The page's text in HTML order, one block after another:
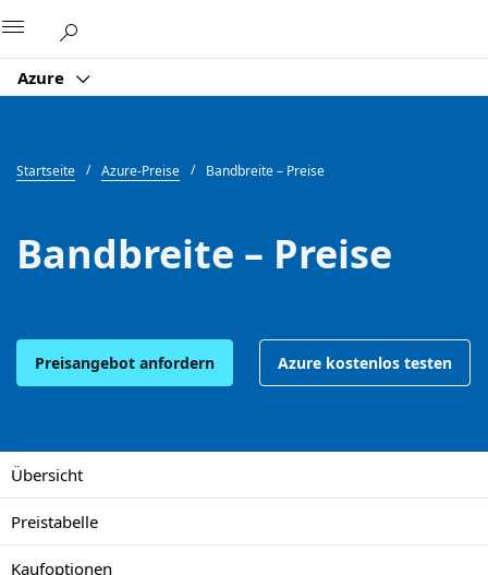
Azure
Startseite Azure-Preise Bandbreite – Preise
Bandbreite – Preise
Preisangebot anfordern Azure kostenlos testen
Übersicht
Preistabelle
Kaufoptionen